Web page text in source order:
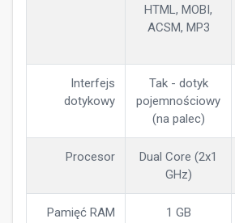
HTML, MOBI,
ACSM, MP3
Interfejs
dotykowy
Tak - dotyk
pojemnościowy
(na palec)
Procesor
Dual Core (2x1
GHz)
Pamięć RAM 1 GB